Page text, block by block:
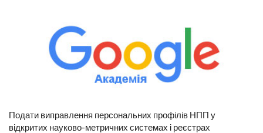
Подати виправлення персональних профілів НПП у
відкритих науково-метричних системах і реєстрах